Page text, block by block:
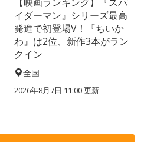
【映画ランキング】『スパ
イダーマン』シリーズ最高
発進で初登場V！『ちいか
わ』は2位、新作3本がラン
クイン
全国
2026年8月7日 11:00更新